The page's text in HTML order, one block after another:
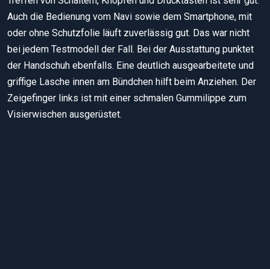
Auch die Bedienung vom Navi sowie dem Smartphone, mit
oder ohne Schutzfolie läuft zuverlässig gut. Das war nicht
bei jedem Testmodell der Fall. Bei der Ausstattung punktet
der Handschuh ebenfalls. Eine deutlich ausgearbeitete und
griffige Lasche innen am Bündchen hilft beim Anziehen. Der
Zeigefinger links ist mit einer schmalen Gummilippe zum
Visierwischen ausgerüstet.